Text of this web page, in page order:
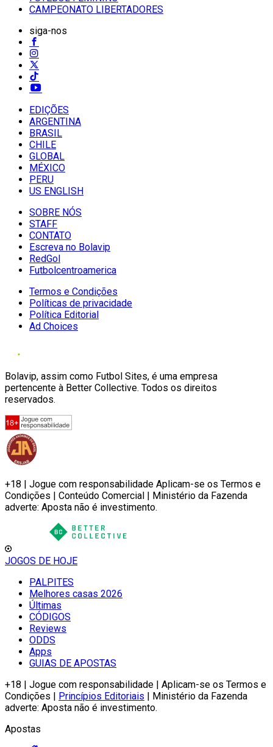
CAMPEONATO LIBERTADORES
siga-nos
EDIÇÕES
ARGENTINA
BRASIL
CHILE
GLOBAL
MÉXICO
PERU
US ENGLISH
SOBRE NÓS
STAFF
CONTATO
Escreva no Bolavip
RedGol
Futbolcentroamerica
Termos e Condições
Políticas de privacidade
Política Editorial
Ad Choices
Bolavip, assim como Futbol Sites, é uma empresa
pertencente à Better Collective. Todos os direitos
reservados.
+18 | Jogue com responsabilidade Aplicam-se os Termos e
Condições | Conteúdo Comercial | Ministério da Fazenda
adverte: Aposta não é investimento.
JOGOS DE HOJE
PALPITES
Melhores casas 2026
Últimas
CÓDIGOS
Reviews
ODDS
Apps
GUIAS DE APOSTAS
+18 | Jogue com responsabilidade | Aplicam-se os Termos e
Condições | Princípios Editoriais | Ministério da Fazenda
adverte: Aposta não é investimento.
Apostas